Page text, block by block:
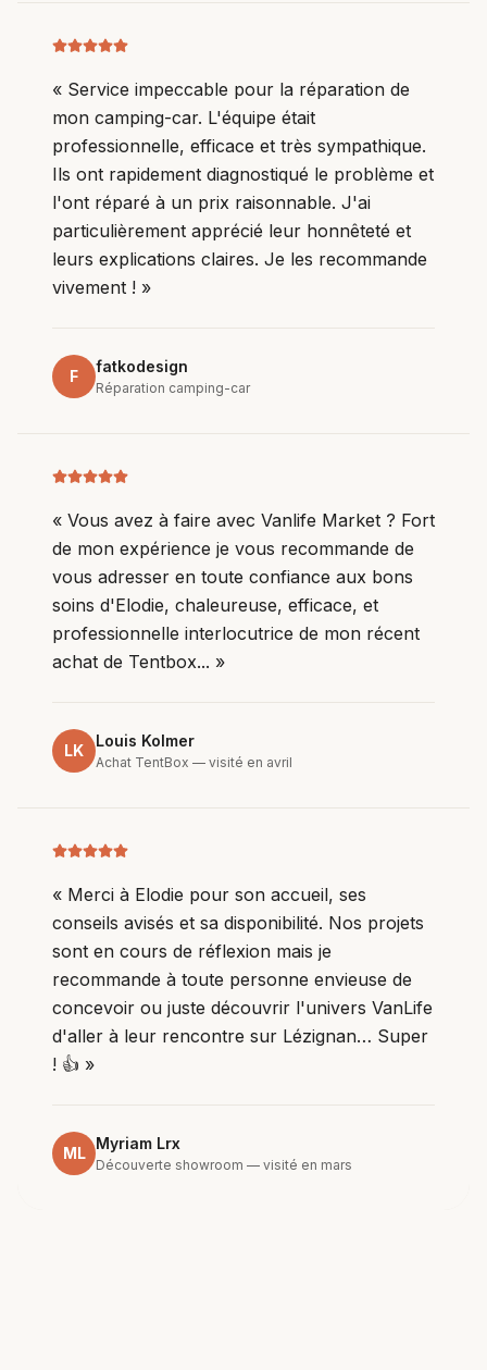
« Service impeccable pour la réparation de
mon camping-car. L'équipe était
professionnelle, efficace et très sympathique.
Ils ont rapidement diagnostiqué le problème et
l'ont réparé à un prix raisonnable. J'ai
particulièrement apprécié leur honnêteté et
leurs explications claires. Je les recommande
vivement ! »
F
fatkodesign
Réparation camping-car
« Vous avez à faire avec Vanlife Market ? Fort
de mon expérience je vous recommande de
vous adresser en toute confiance aux bons
soins d'Elodie, chaleureuse, efficace, et
professionnelle interlocutrice de mon récent
achat de Tentbox... »
LK
Louis Kolmer
Achat TentBox — visité en avril
« Merci à Elodie pour son accueil, ses
conseils avisés et sa disponibilité. Nos projets
sont en cours de réflexion mais je
recommande à toute personne envieuse de
concevoir ou juste découvrir l'univers VanLife
d'aller à leur rencontre sur Lézignan… Super
! 👍 »
ML
Myriam Lrx
Découverte showroom — visité en mars